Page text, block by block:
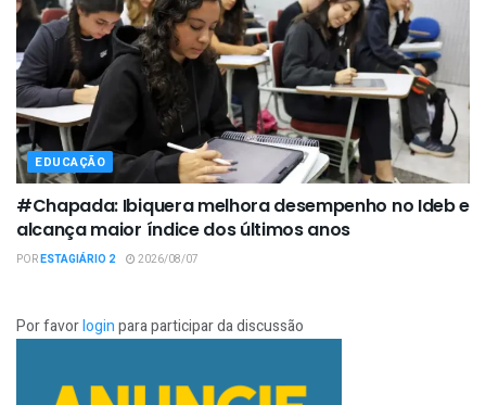
EDUCAÇÃO
#Chapada: Ibiquera melhora desempenho no Ideb e
alcança maior índice dos últimos anos
PORESTAGIÁRIO 2 2026/08/07
Por favorloginpara participar da discussão